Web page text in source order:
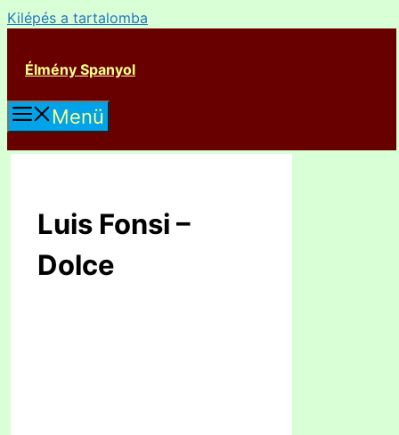
Kilépés a tartalomba
Élmény Spanyol
Menü
Luis Fonsi –
Dolce